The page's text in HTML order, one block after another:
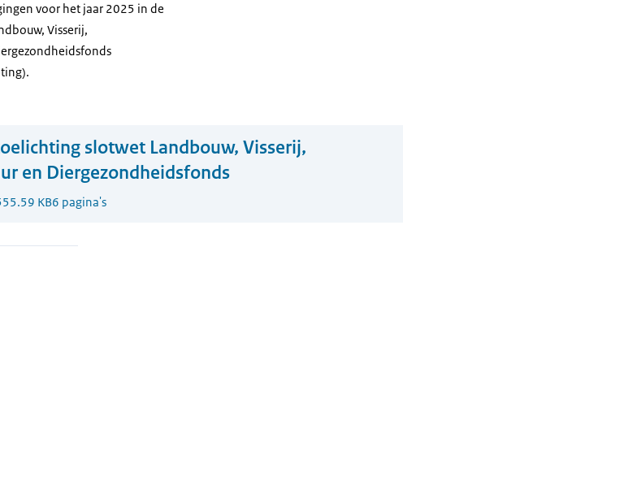
voor het jaar 2025 in de
Visserij,
slotwet Landbouw, Visserij,
en Diergezondheidsfonds
KB6 pagina's